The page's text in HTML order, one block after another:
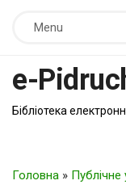
Menu
e-
Бібліотека
Головна » Публічне